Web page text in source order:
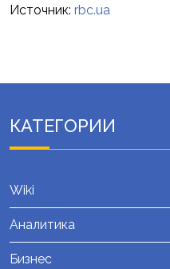
Источник: rbc.ua
КАТЕГОРИИ
Wiki
Аналитика
Бизнес